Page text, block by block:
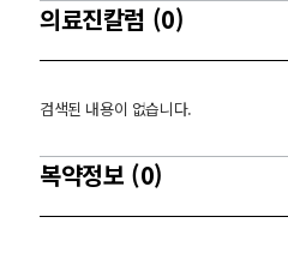
의료진칼럼 (0)
검색된 내용이 없습니다.
복약정보 (0)